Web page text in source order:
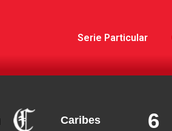
Serie Particular
Caribes 6